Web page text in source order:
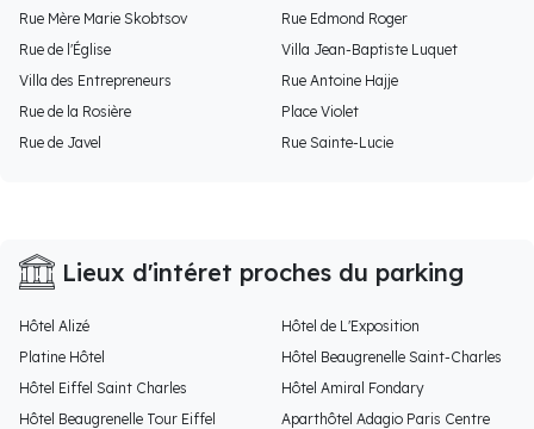
Rue Mère Marie Skobtsov
Rue Edmond Roger
Rue de l'Église
Villa Jean-Baptiste Luquet
Villa des Entrepreneurs
Rue Antoine Hajje
Rue de la Rosière
Place Violet
Rue de Javel
Rue Sainte-Lucie
Lieux d'intéret proches du parking
Hôtel Alizé
Hôtel de L'Exposition
Platine Hôtel
Hôtel Beaugrenelle Saint-Charles
Hôtel Eiffel Saint Charles
Hôtel Amiral Fondary
Hôtel Beaugrenelle Tour Eiffel
Aparthôtel Adagio Paris Centre